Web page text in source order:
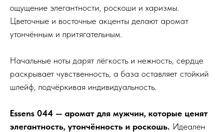
ощущение элегантности, роскоши и харизмы.
Цветочные и восточные акценты делают аромат
утончённым и притягательным.
Начальные ноты дарят лёгкость и нежность, сердце
раскрывает чувственность, а база оставляет стойкий
шлейф, подчёркивая индивидуальность.
Essens 044 — аромат для мужчин, которые ценят
элегантность, утончённость и роскошь. Идеален